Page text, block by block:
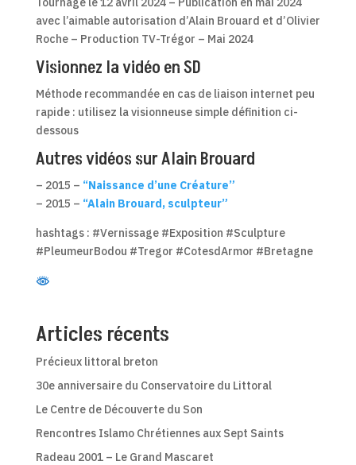
avec l’aimable autorisation d’Alain Brouard et d’Olivier
Roche – Production TV-Trégor – Mai 2024
Visionnez la vidéo en SD
Méthode recommandée en cas de liaison internet peu
rapide : utilisez la visionneuse simple définition ci-
dessous
Autres vidéos sur Alain Brouard
– 2015 – “Naissance d’une Créature”
– 2015 – “Alain Brouard, sculpteur”
hashtags : #Vernissage #Exposition #Sculpture
#PleumeurBodou #Tregor #CotesdArmor #Bretagne
Articles récents
Précieux littoral breton
30e anniversaire du Conservatoire du Littoral
Le Centre de Découverte du Son
Rencontres Islamo Chrétiennes aux Sept Saints
Radeau 2001 – Le Grand Mascaret